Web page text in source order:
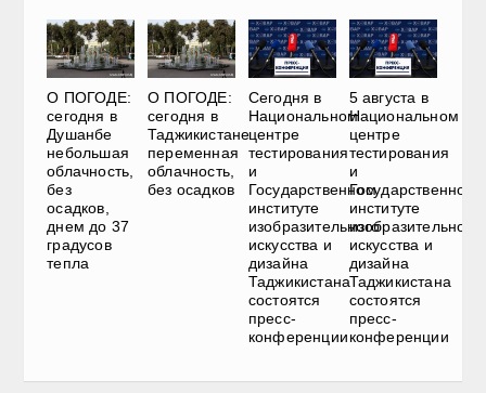
О ПОГОДЕ:
сегодня в
Душанбе
небольшая
облачность,
без
осадков,
днем до 37
градусов
тепла
О ПОГОДЕ:
сегодня в
Таджикистане
переменная
облачность,
без осадков
Сегодня в
Национальном
центре
тестирования
и
Государственном
институте
изобразительного
искусства и
дизайна
Таджикистана
состоятся
пресс-
конференции
5 августа в
Национальном
центре
тестирования
и
Государственном
институте
изобразительного
искусства и
дизайна
Таджикистана
состоятся
пресс-
конференции